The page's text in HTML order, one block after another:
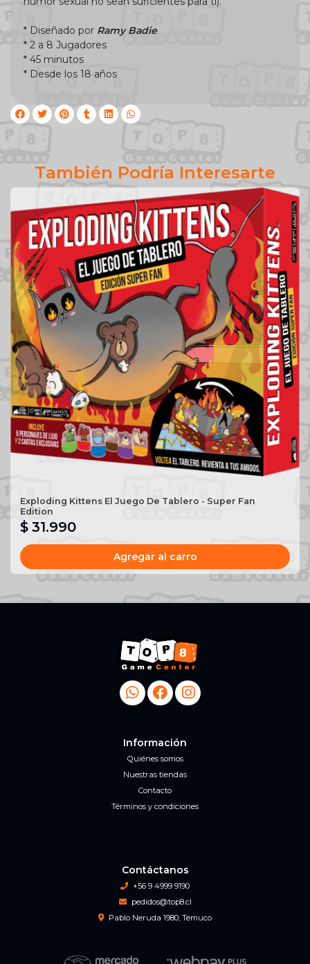
* Diseñado por Ramy Badie
* 2 a 8 Jugadores
* 45 minutos
* Desde los 18 años
También Podría Interesarte
Exploding Kittens El Juego De Tablero - Super Fan
Edition
$ 31.990
Agregar al carro
Información
Quiénes somos
Nuestras tiendas
Contacto
Términos y condiciones
Contáctanos
+56 9 4999 9190
pedidos@top8.cl
Pablo Neruda 1980, Temuco